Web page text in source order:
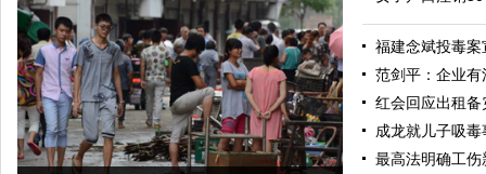
福建念斌投毒
范剑平：企业
红会回应出租
成龙就儿子吸
最高法明确工